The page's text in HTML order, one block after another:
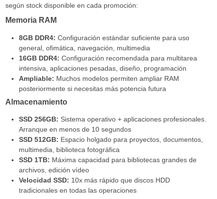
según stock disponible en cada promoción:
Memoria RAM
8GB DDR4: Configuración estándar suficiente para uso
general, ofimática, navegación, multimedia
16GB DDR4: Configuración recomendada para multitarea
intensiva, aplicaciones pesadas, diseño, programación
Ampliable: Muchos modelos permiten ampliar RAM
posteriormente si necesitas más potencia futura
Almacenamiento
SSD 256GB: Sistema operativo + aplicaciones profesionales.
Arranque en menos de 10 segundos
SSD 512GB: Espacio holgado para proyectos, documentos,
multimedia, biblioteca fotográfica
SSD 1TB: Máxima capacidad para bibliotecas grandes de
archivos, edición vídeo
Velocidad SSD: 10x más rápido que discos HDD
tradicionales en todas las operaciones